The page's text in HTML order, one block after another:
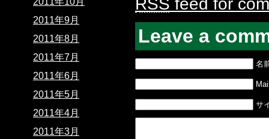
RSS feed for
Leave a
名
サ
2011年9月
2011年8月
2011年7月
2011年6月
2011年5月
2011年4月
2011年3月